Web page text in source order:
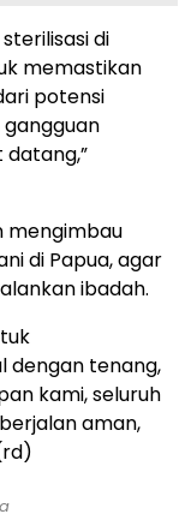
di
memastikan
potensi
mengimbau
di Papua, agar
ibadah.
dengan tenang,
kami, seluruh
aman,